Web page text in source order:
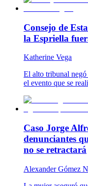
Consejo de
la Espriella
Katherine Vega
El alto tribunal negó
el evento que se
Caso Jorge
denunciantes
no se retractará
Alexander Gómez